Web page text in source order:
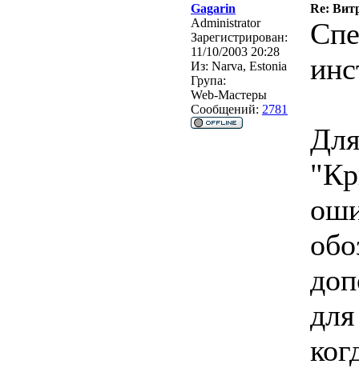
Gagarin
Re:
Administrator
Зарегистрирован:
11/10/2003 20:28
Из: Narva, Estonia
Група:
Web-Мастеры
Сообщений: 2781